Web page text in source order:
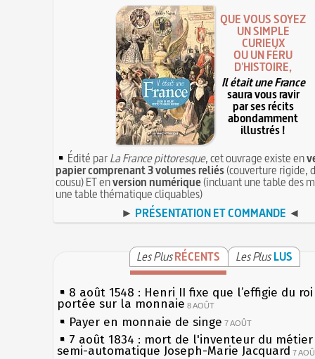
QUE VOUS SOYEZ
UN SIMPLE
CURIEUX
OU UN FÉRU
D'HISTOIRE,
Il était une France
saura vous ravir
par ses récits
abondamment
illustrés !
Édité parLa France pittoresque, cet ouvrage existe en
papier comprenant 3 volumes reliés(couverture rigide,
cousu) ET enversion numérique(incluant une table des
une table thématique cliquables)
► PRÉSENTATION ET COMMANDE ◄
Les PlusRÉCENTS Les Plus LUS
8 août 1548 : Henri II fixe que l’effigie du
portée sur la monnaie 8 AOÛT
Payer en monnaie de singe 7 AOÛT
7 août 1834 : mort de l'inventeur du
semi-automatique Joseph-Marie Jacquard 7